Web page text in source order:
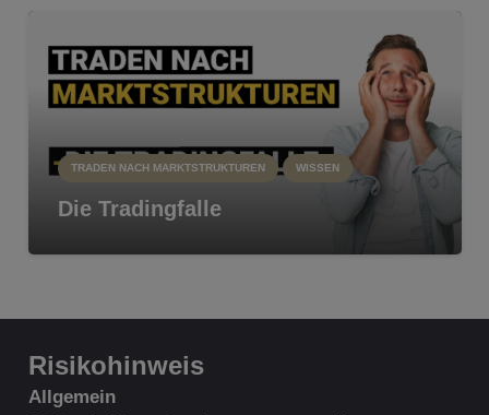
TRADEN NACH MARKTSTRUKTUREN WISSEN
Die Tradingfalle
Risikohinweis
Allgemein